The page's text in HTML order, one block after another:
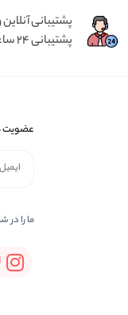
پشتیبانی
پشتیبانی 24 ساعته
عضویت
ما را در